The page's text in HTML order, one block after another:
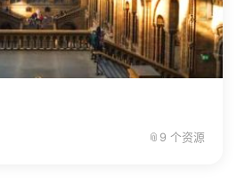
📎 9 个资源